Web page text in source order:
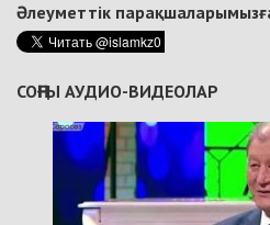
Әлеуметтік
СОҢҒЫ АУДИО-ВИДЕОЛАР